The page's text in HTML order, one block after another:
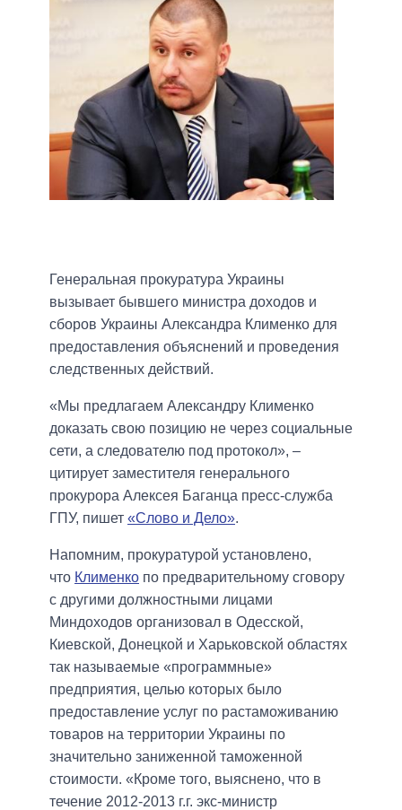
Генеральная прокуратура Украины
вызывает бывшего министра доходов и
сборов Украины Александра Клименко для
предоставления объяснений и проведения
следственных действий.
«Мы предлагаем Александру Клименко
доказать свою позицию не через социальные
сети, а следователю под протокол», –
цитирует заместителя генерального
прокурора Алексея Баганца пресс-служба
ГПУ, пишет «Слово и Дело».
Напомним, прокуратурой установлено,
что Клименко по предварительному сговору
с другими должностными лицами
Миндоходов организовал в Одесской,
Киевской, Донецкой и Харьковской областях
так называемые «программные»
предприятия, целью которых было
предоставление услуг по растаможиванию
товаров на территории Украины по
значительно заниженной таможенной
стоимости. «Кроме того, выяснено, что в
течение 2012-2013 г.г. экс-министр